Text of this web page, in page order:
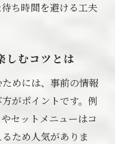
と選び方
チのポイント
する予算の立て方
なランチの選択
焼肉事情
ち時間を避ける工夫
しむコツとは
めには、事前の情報
がポイントです。例
セットメニューはコ
ため人気がありま